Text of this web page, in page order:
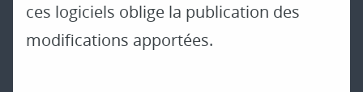
ces logiciels oblige la publication des
modifications apportées.